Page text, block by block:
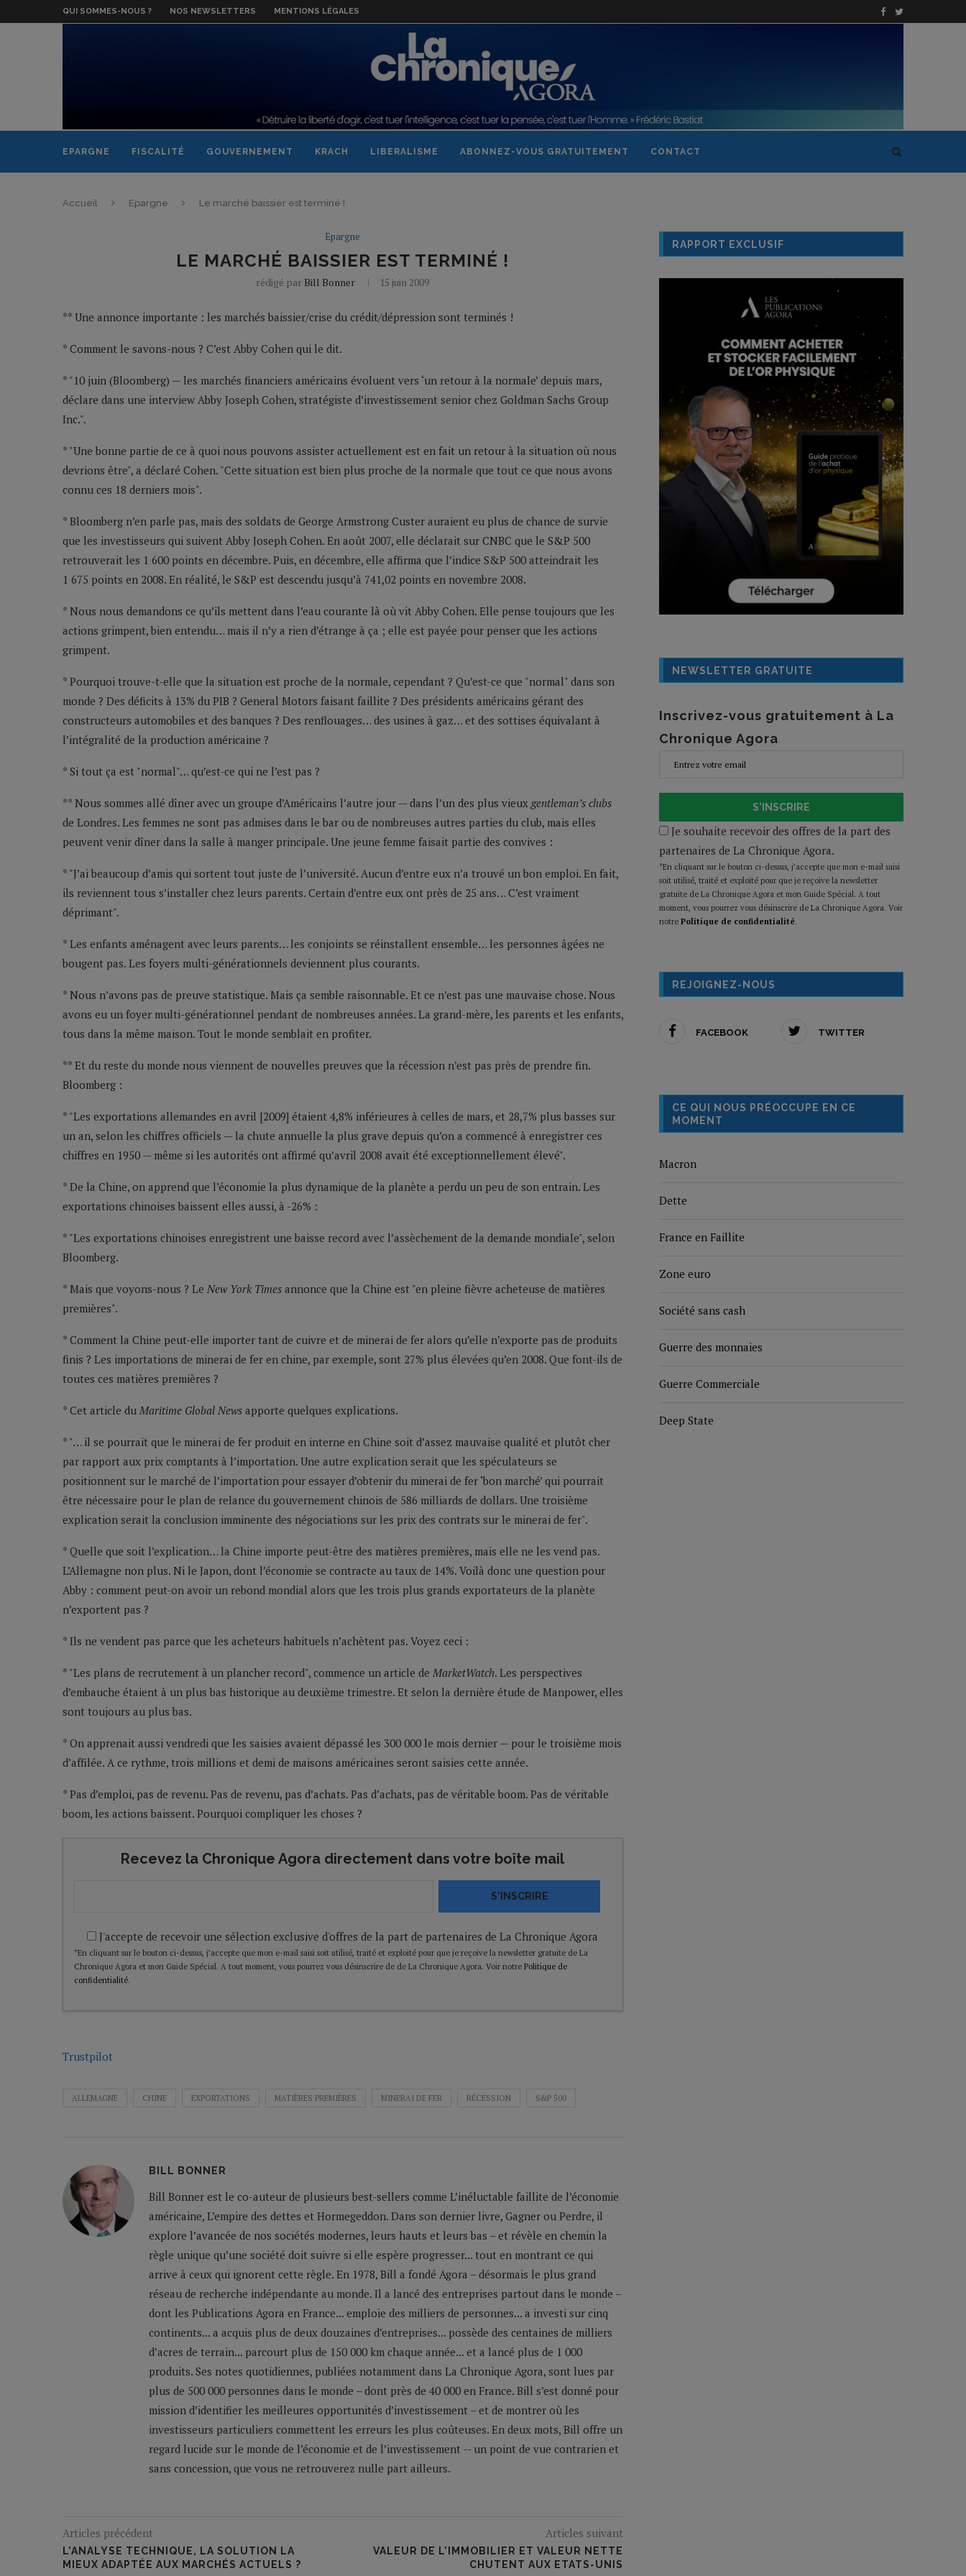
QUI SOMMES-NOUS ? NOS NEWSLETTERS MENTIONS LÉGALES
EPARGNE FISCALITÉ GOUVERNEMENT KRACH LIBERALISME ABONNEZ-VOUS GRATUITEMENT CONTACT
Accueil Epargne Le marché baissier est terminé !
Epargne
LE MARCHÉ BAISSIER EST TERMINÉ !
rédigé par Bill Bonner 15 juin 2009
** Une annonce importante : les marchés baissier/crise du crédit/dépression sont terminés !
* Comment le savons-nous ? C’est Abby Cohen qui le dit.
* "10 juin (Bloomberg) — les marchés financiers américains évoluent vers ‘un retour à la normale’ depuis mars,
déclare dans une interview Abby Joseph Cohen, stratégiste d’investissement senior chez Goldman Sachs Group
Inc.".
* "Une bonne partie de ce à quoi nous pouvons assister actuellement est en fait un retour à la situation où nous
devrions être", a déclaré Cohen. "Cette situation est bien plus proche de la normale que tout ce que nous avons
connu ces 18 derniers mois".
* Bloomberg n’en parle pas, mais des soldats de George Armstrong Custer auraient eu plus de chance de survie
que les investisseurs qui suivent Abby Joseph Cohen. En août 2007, elle déclarait sur CNBC que le S&P 500
retrouverait les 1 600 points en décembre. Puis, en décembre, elle affirma que l’indice S&P 500 atteindrait les
1 675 points en 2008. En réalité, le S&P est descendu jusqu’à 741,02 points en novembre 2008.
* Nous nous demandons ce qu’ils mettent dans l’eau courante là où vit Abby Cohen. Elle pense toujours que les
actions grimpent, bien entendu… mais il n’y a rien d’étrange à ça ; elle est payée pour penser que les actions
grimpent.
* Pourquoi trouve-t-elle que la situation est proche de la normale, cependant ? Qu’est-ce que "normal" dans son
monde ? Des déficits à 13% du PIB ? General Motors faisant faillite ? Des présidents américains gérant des
constructeurs automobiles et des banques ? Des renflouages… des usines à gaz… et des sottises équivalant à
l’intégralité de la production américaine ?
* Si tout ça est "normal"… qu’est-ce qui ne l’est pas ?
** Nous sommes allé dîner avec un groupe d’Américains l’autre jour — dans l’un des plus vieux gentleman’s clubs
de Londres. Les femmes ne sont pas admises dans le bar ou de nombreuses autres parties du club, mais elles
peuvent venir dîner dans la salle à manger principale. Une jeune femme faisait partie des convives :
* "J’ai beaucoup d’amis qui sortent tout juste de l’université. Aucun d’entre eux n’a trouvé un bon emploi. En fait,
ils reviennent tous s’installer chez leurs parents. Certain d’entre eux ont près de 25 ans… C’est vraiment
déprimant".
* Les enfants aménagent avec leurs parents… les conjoints se réinstallent ensemble… les personnes âgées ne
bougent pas. Les foyers multi-générationnels deviennent plus courants.
* Nous n’avons pas de preuve statistique. Mais ça semble raisonnable. Et ce n’est pas une mauvaise chose. Nous
avons eu un foyer multi-générationnel pendant de nombreuses années. La grand-mère, les parents et les enfants,
tous dans la même maison. Tout le monde semblait en profiter.
** Et du reste du monde nous viennent de nouvelles preuves que la récession n’est pas près de prendre fin.
Bloomberg :
* "Les exportations allemandes en avril [2009] étaient 4,8% inférieures à celles de mars, et 28,7% plus basses sur
un an, selon les chiffres officiels — la chute annuelle la plus grave depuis qu’on a commencé à enregistrer ces
chiffres en 1950 — même si les autorités ont affirmé qu’avril 2008 avait été exceptionnellement élevé".
* De la Chine, on apprend que l’économie la plus dynamique de la planète a perdu un peu de son entrain. Les
exportations chinoises baissent elles aussi, à -26% :
* "Les exportations chinoises enregistrent une baisse record avec l’assèchement de la demande mondiale", selon
Bloomberg.
* Mais que voyons-nous ? Le New York Times annonce que la Chine est "en pleine fièvre acheteuse de matières
premières".
* Comment la Chine peut-elle importer tant de cuivre et de minerai de fer alors qu’elle n’exporte pas de produits
finis ? Les importations de minerai de fer en chine, par exemple, sont 27% plus élevées qu’en 2008. Que font-ils de
toutes ces matières premières ?
* Cet article du Maritime Global News apporte quelques explications.
* "… il se pourrait que le minerai de fer produit en interne en Chine soit d’assez mauvaise qualité et plutôt cher
par rapport aux prix comptants à l’importation. Une autre explication serait que les spéculateurs se
positionnent sur le marché de l’importation pour essayer d’obtenir du minerai de fer ‘bon marché’ qui pourrait
être nécessaire pour le plan de relance du gouvernement chinois de 586 milliards de dollars. Une troisième
explication serait la conclusion imminente des négociations sur les prix des contrats sur le minerai de fer".
* Quelle que soit l’explication… la Chine importe peut-être des matières premières, mais elle ne les vend pas.
L’Allemagne non plus. Ni le Japon, dont l’économie se contracte au taux de 14%. Voilà donc une question pour
Abby : comment peut-on avoir un rebond mondial alors que les trois plus grands exportateurs de la planète
n’exportent pas ?
* Ils ne vendent pas parce que les acheteurs habituels n’achètent pas. Voyez ceci :
* "Les plans de recrutement à un plancher record", commence un article de MarketWatch. Les perspectives
d’embauche étaient à un plus bas historique au deuxième trimestre. Et selon la dernière étude de Manpower, elles
sont toujours au plus bas.
* On apprenait aussi vendredi que les saisies avaient dépassé les 300 000 le mois dernier — pour le troisième mois
d’affilée. A ce rythme, trois millions et demi de maisons américaines seront saisies cette année.
* Pas d’emploi, pas de revenu. Pas de revenu, pas d’achats. Pas d’achats, pas de véritable boom. Pas de véritable
boom, les actions baissent. Pourquoi compliquer les choses ?
Recevez la Chronique Agora directement dans votre boîte mail
S'INSCRIRE
J'accepte de recevoir une sélection exclusive d'offres de la part de partenaires de La Chronique Agora
*En cliquant sur le bouton ci-dessus, j’accepte que mon e-mail saisi soit utilisé, traité et exploité pour que je reçoive la newsletter gratuite de La
Chronique Agora et mon Guide Spécial. A tout moment, vous pourrez vous désinscrire de de La Chronique Agora. Voir notre Politique de
confidentialité.
Trustpilot
ALLEMAGNE CHINE EXPORTATIONS MATIÈRES PREMIÈRES MINERAI DE FER RÉCESSION S&P 500
BILL BONNER
Bill Bonner est le co-auteur de plusieurs best-sellers comme L’inéluctable faillite de l’économie
américaine, L’empire des dettes et Hormegeddon. Dans son dernier livre, Gagner ou Perdre, il
explore l’avancée de nos sociétés modernes, leurs hauts et leurs bas – et révèle en chemin la
règle unique qu’une société doit suivre si elle espère progresser... tout en montrant ce qui
arrive à ceux qui ignorent cette règle. En 1978, Bill a fondé Agora – désormais le plus grand
réseau de recherche indépendante au monde. Il a lancé des entreprises partout dans le monde –
dont les Publications Agora en France... emploie des milliers de personnes... a investi sur cinq
continents... a acquis plus de deux douzaines d’entreprises... possède des centaines de milliers
d’acres de terrain... parcourt plus de 150 000 km chaque année... et a lancé plus de 1 000
produits. Ses notes quotidiennes, publiées notamment dans La Chronique Agora, sont lues par
plus de 500 000 personnes dans le monde – dont près de 40 000 en France. Bill s’est donné pour
mission d’identifier les meilleures opportunités d’investissement – et de montrer où les
investisseurs particuliers commettent les erreurs les plus coûteuses. En deux mots, Bill offre un
regard lucide sur le monde de l’économie et de l’investissement -- un point de vue contrarien et
sans concession, que vous ne retrouverez nulle part ailleurs.
Articles précédent
L'ANALYSE TECHNIQUE, LA SOLUTION LA
MIEUX ADAPTÉE AUX MARCHÉS ACTUELS ?
Articles suivant
VALEUR DE L'IMMOBILIER ET VALEUR NETTE
CHUTENT AUX ETATS-UNIS
RAPPORT EXCLUSIF
NEWSLETTER GRATUITE
Inscrivez-vous gratuitement à La
Chronique Agora
S'INSCRIRE
Je souhaite recevoir des offres de la part des
partenaires de La Chronique Agora.
*En cliquant sur le bouton ci-dessus, j’accepte que mon e-mail saisi
soit utilisé, traité et exploité pour que je reçoive la newsletter
gratuite de La Chronique Agora et mon Guide Spécial. A tout
moment, vous pourrez vous désinscrire de La Chronique Agora. Voir
notre Politique de confidentialité.
REJOIGNEZ-NOUS
FACEBOOK TWITTER
CE QUI NOUS PRÉOCCUPE EN CE
MOMENT
Macron
Dette
France en Faillite
Zone euro
Société sans cash
Guerre des monnaies
Guerre Commerciale
Deep State